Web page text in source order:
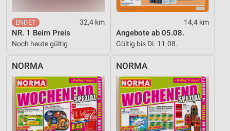
32,4 km
NR. 1 Beim Preis
Noch heute gültig
14,4 km
Angebote ab 05.08.
Gültig bis Di. 11.08.
NORMA NORMA
Verwendung von Profilen zur Auswahl
personalisierter Inhalte
Messung der Werbeleistung
Messung der Performance von Inhalten
Analyse von Zielgruppen durch Statistiken oder
Kombinationen von Daten aus verschiedenen
Quellen
Entwicklung und Verbesserung der Angebote